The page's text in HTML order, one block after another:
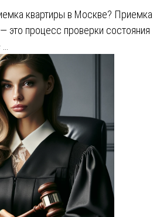
квартиры в Москве? Приемка
это процесс проверки состояния
…